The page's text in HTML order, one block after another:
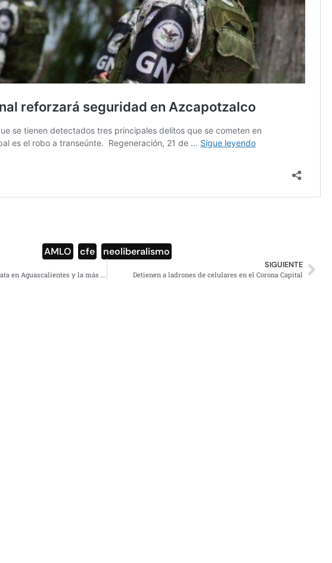
AMLO cfe neoliberalismo
La gasolina regular más barata en Aguascalientes y la más cara en Veracruz: Profeco
SIGUIENTE
Detienen a ladrones de celulares en el Corona Capital